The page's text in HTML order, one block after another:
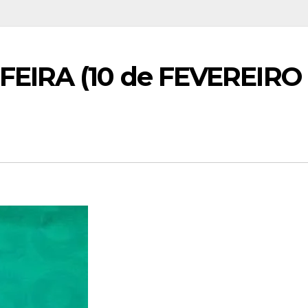
(10 de FEVEREIRO